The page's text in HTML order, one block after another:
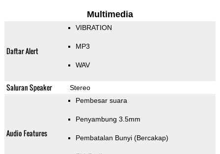
Multimedia
Daftar Alert
VIBRATION
MP3
WAV
Saluran Speaker Stereo
Audio Features
Pembesar suara
Penyambung 3.5mm
Pembatalan Bunyi (Bercakap)